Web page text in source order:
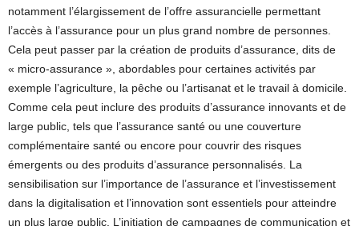
notamment l’élargissement de l’offre assurancielle permettant
l’accès à l’assurance pour un plus grand nombre de personnes.
Cela peut passer par la création de produits d’assurance, dits de
« micro-assurance », abordables pour certaines activités par
exemple l’agriculture, la pêche ou l’artisanat et le travail à domicile.
Comme cela peut inclure des produits d’assurance innovants et de
large public, tels que l’assurance santé ou une couverture
complémentaire santé ou encore pour couvrir des risques
émergents ou des produits d’assurance personnalisés. La
sensibilisation sur l’importance de l’assurance et l’investissement
dans la digitalisation et l’innovation sont essentiels pour atteindre
un plus large public. L’initiation de campagnes de communication et